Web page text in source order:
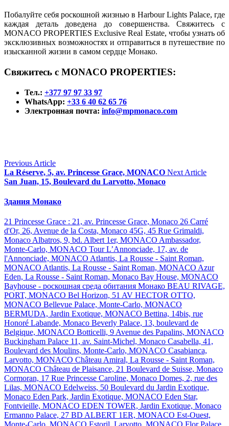
Побалуйте себя роскошной жизнью в Harbour Lights Palace, где
каждая деталь доведена до совершенства. Свяжитесь с
MONACO PROPERTIES Exclusive Real Estate, чтобы узнать об
эксклюзивных возможностях и отправиться в путешествие по
изысканной жизни в самом сердце Монако.
Свяжитесь с MONACO PROPERTIES:
Тел.: +377 97 97 33 97
WhatsApp: +33 6 40 62 65 76
Электронная почта: info@mpmonaco.com
Previous Article
La Réserve, 5, av. Princesse Grace, MONACO Next Article
San Juan, 15, Boulevard du Larvotto, Monaco
Здания Монако
21 Princesse Grace : 21, av. Princesse Grace, Monaco 26 Carré
d'Or, 26, Avenue de la Costa, Monaco 45G, 45 Rue Grimaldi,
Monaco Albatros, 9, bd. Albert 1er, MONACO Ambassador,
Monte-Carlo, MONACO Tour L’Annonciade, 17, av. de
l'Annonciade, MONACO Atlantis, La Rousse - Saint Roman,
MONACO Atlantis, La Rousse - Saint Roman, MONACO Azur
Eden, La Rousse - Saint Roman, Monaco Bay House, MONACO
Bayhouse - роскошная среда обитания Монако BEAU RIVAGE,
PORT, MONACO Bel Horizon, 51 AV HECTOR OTTO,
MONACO Bellevue Palace, Monte-Carlo, MONACO
BERMUDA, Jardin Exotique, MONACO Bettina, 14bis, rue
Honoré Labande, Monaco Beverly Palace, 13, boulevard de
Belgique, MONACO Botticelli, 9 Avenue des Papalins, MONACO
Buckingham Palace 11, av. Saint-Michel, Monaco Casabella, 41,
Boulevard des Moulins, Monte-Carlo, MONACO Casabianca,
Larvotto, MONACO Château Amiral, La Rousse - Saint Roman,
MONACO Château de Plaisance, 21 Boulevard de Suisse, Monaco
Cormoran, 17 Rue Princesse Caroline, Monaco Domes, 2, rue des
Lilas, MONACO Edelweiss, 50 Boulevard du Jardin Exotique,
Monaco Eden Park, Jardin Exotique, MONACO Eden Star,
Fontvieille, MONACO EDEN TOWER, Jardin Exotique, Monaco
Ermanno Palace, 27 BD ALBERT 1ER, MONACO Est-Ouest,